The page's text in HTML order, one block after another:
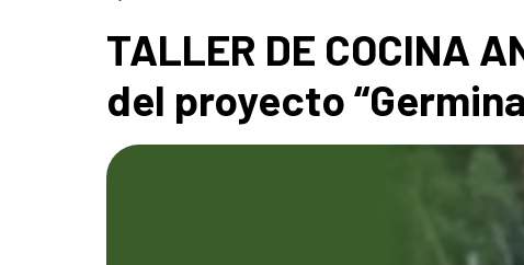
TALLER DE COCINA
del proyecto